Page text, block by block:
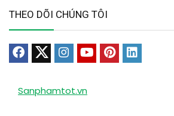
THEO DÕI CHÚNG TÔI
Sanphamtot.vn